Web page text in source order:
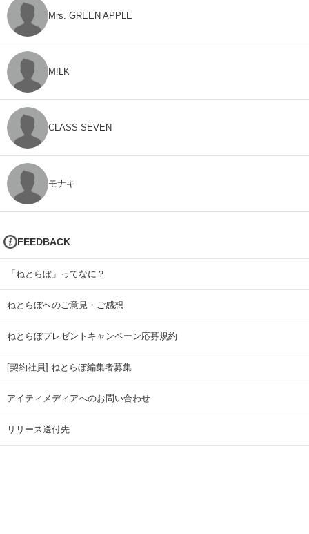
Mrs. GREEN APPLE
M!LK
CLASS SEVEN
モナキ
FEEDBACK
「ねとらぼ」ってなに？
ねとらぼへのご意見・ご感想
ねとらぼプレゼントキャンペーン応募規約
[契約社員] ねとらぼ編集者募集
アイティメディアへのお問い合わせ
リリース送付先